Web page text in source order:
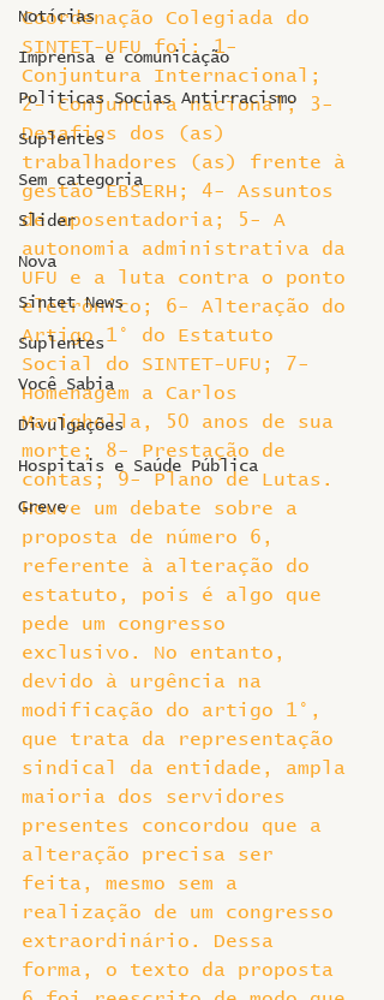
Notícias
Imprensa e comunicação
Politicas Socias Antirracismo
Suplentes
Sem categoria
Slider
Nova
Sintet News
Suplentes
Você Sabia
Divulgações
Hospitais e Saúde Pública
Greve
Coordenação Colegiada do
SINTET-UFU foi: 1-
Conjuntura Internacional;
2- Conjuntura nacional; 3-
Desafios dos (as)
trabalhadores (as) frente à
gestão EBSERH; 4- Assuntos
de aposentadoria; 5- A
autonomia administrativa da
UFU e a luta contra o ponto
eletrônico; 6- Alteração do
Artigo 1° do Estatuto
Social do SINTET-UFU; 7-
Homenagem a Carlos
Marighella, 50 anos de sua
morte; 8- Prestação de
contas; 9- Plano de Lutas.
Houve um debate sobre a
proposta de número 6,
referente à alteração do
estatuto, pois é algo que
pede um congresso
exclusivo. No entanto,
devido à urgência na
modificação do artigo 1°,
que trata da representação
sindical da entidade, ampla
maioria dos servidores
presentes concordou que a
alteração precisa ser
feita, mesmo sem a
realização de um congresso
extraordinário. Dessa
forma, o texto da proposta